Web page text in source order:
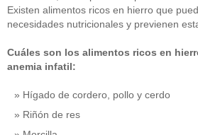
Existen alimentos ricos en hierro que
necesidades nutricionales y previenen
Cuáles son los alimentos ricos en
anemia infatil:
Hígado de cordero, pollo y cerdo
Riñón de res